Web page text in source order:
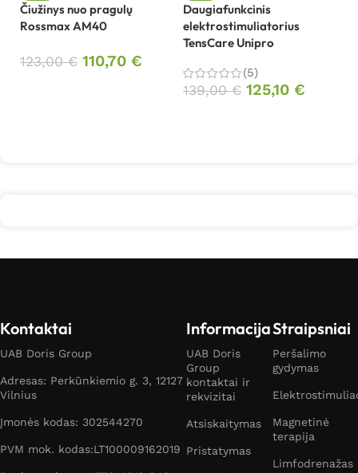
Čiužinys nuo pragulų
Rossmax AM40
123,00€ 110,70 €
Daugiafunkcinis
elektrostimuliatorius
TensCare Unipro
(5)
139,00€ 125,10 €
Kontaktai
UAB Doris Group
Adresas: Perkūnkiemio g. 3, 12127
Vilnius
Įmonės kodas: 302544270
PVM mok. kodas:LT100009162019
Informacija
UAB Doris
Group
kontaktai ir
rekvizitai
Atsiskaitymas
Pristatymas
Straipsniai
Peršalimo
gydymas
Magnetinė
terapija
Limfodrenažas